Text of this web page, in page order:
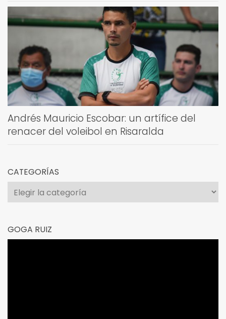
Andrés Mauricio Escobar: un artífice del
renacer del voleibol en Risaralda
CATEGORÍAS
Categorías
GOGA RUIZ